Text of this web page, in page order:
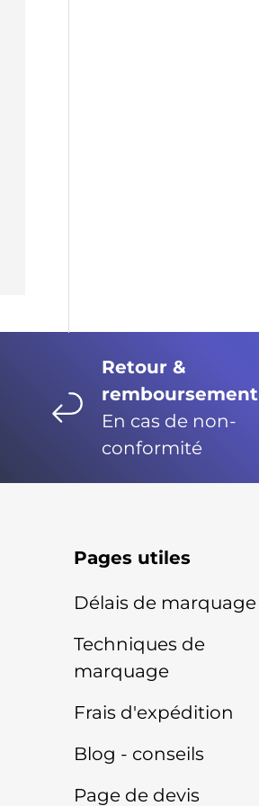
Retour &
remboursement
En cas de non-
conformité
Pages utiles
Délais de marquage
Techniques de
marquage
Frais d'expédition
Blog - conseils
Page de devis